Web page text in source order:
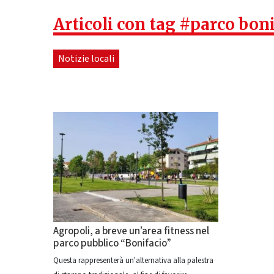
Articoli con tag #parco
Notizie locali
Agropoli, a breve un’area fitness nel
parco pubblico “Bonifacio”
Questa rappresenterà un'alternativa alla palestra